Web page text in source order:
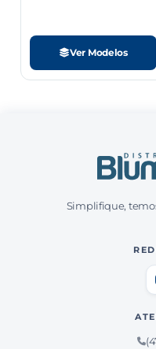
Ver Modelos
Simplifique,